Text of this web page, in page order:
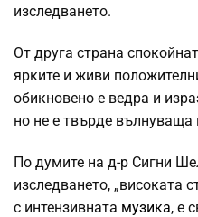
изследването.
От друга страна
ярките и живи
обикновено е ведра и
но не е твърде вълнуваща
По думите на д-р Сигни
изследването, „високата
с интензивната музика, е